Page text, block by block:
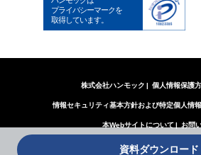
資料ダウンロード
株式会社ハンモック 個人情報保護
情報セキュリティ基本方針および特定個人情
本Webサイトについて お問
© 2025 Hammock